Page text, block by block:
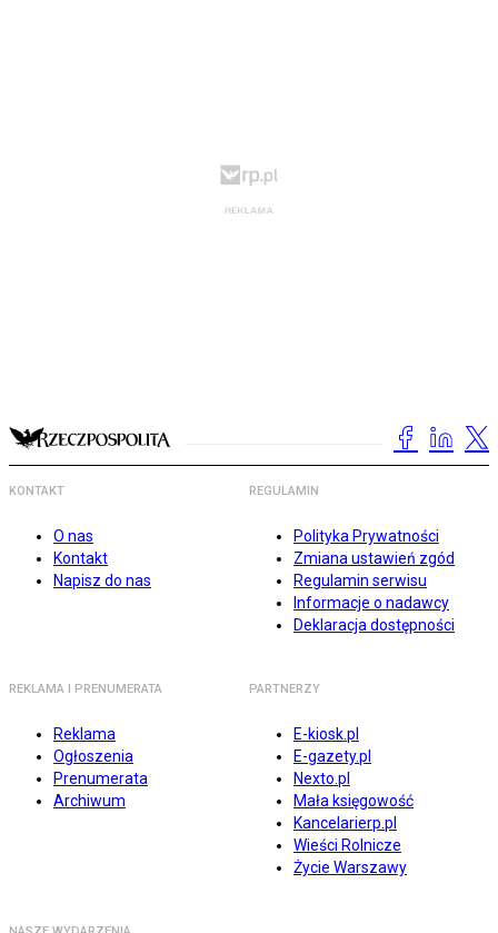
KONTAKT
O nas
Kontakt
Napisz do nas
REGULAMIN
Polityka Prywatności
Zmiana ustawień zgód
Regulamin serwisu
Informacje o nadawcy
Deklaracja dostępności
REKLAMA I PRENUMERATA
Reklama
Ogłoszenia
Prenumerata
Archiwum
PARTNERZY
E-kiosk.pl
E-gazety.pl
Nexto.pl
Mała księgowość
Kancelarierp.pl
Wieści Rolnicze
Życie Warszawy